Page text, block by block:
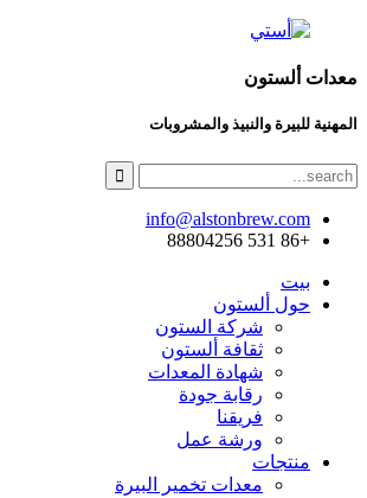
معدات ألستون
المهنية للبيرة والنبيذ والمشروبات
info@alstonbrew.com
+86 531 88804256
بيت
حول ألستون
شركة الستون
ثقافة ألستون
شهادة المعدات
رقابة جودة
فريقنا
ورشة عمل
منتجات
معدات تخمير البيرة